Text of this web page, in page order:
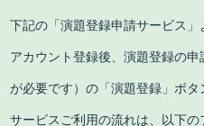
下記の「演題登録申請サービス」
アカウント登録後、演題登録の
が必要です）の「演題登録」ボタ
サービスご利用の流れは、以下の